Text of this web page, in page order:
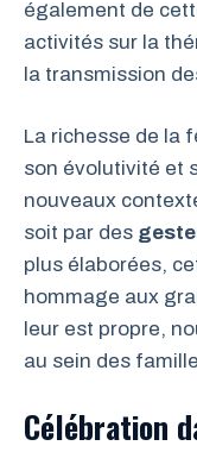
également de
activités sur la
la transmission
La richesse de la
son évolutivité et
nouveaux
soit par des
plus élaborées,
hommage aux
leur est propre,
au sein des
Célébration